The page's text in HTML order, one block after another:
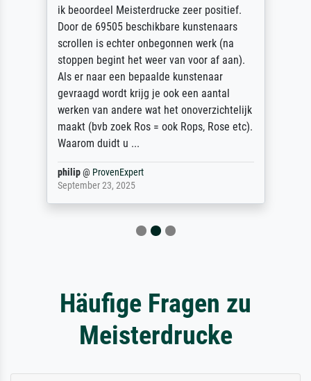
ik beoordeel Meisterdrucke zeer positief.
Door de 69505 beschikbare kunstenaars
scrollen is echter onbegonnen werk (na
stoppen begint het weer van voor af aan).
Als er naar een bepaalde kunstenaar
gevraagd wordt krijg je ook een aantal
werken van andere wat het onoverzichtelijk
maakt (bvb zoek Ros = ook Rops, Rose etc).
Waarom duidt u ...
philip@ ProvenExpert
September 23, 2025
Häufige Fragen zu
Meisterdrucke